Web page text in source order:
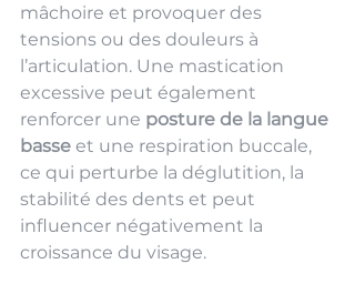
mâchoire et provoquer des
tensions ou des douleurs à
l’articulation. Une mastication
excessive peut également
renforcer une posture de la langue
basse et une respiration buccale,
ce qui perturbe la déglutition, la
stabilité des dents et peut
influencer négativement la
croissance du visage.